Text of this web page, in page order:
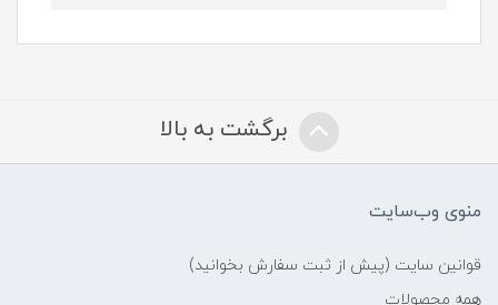
برگشت به بالا
منوی وب‌سایت
قوانین سایت (پیش از ثبت سفارش بخوانید)
همه محصولات